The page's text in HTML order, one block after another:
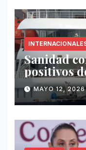
Sanidad
positivos
Hondius
MAYO 12,